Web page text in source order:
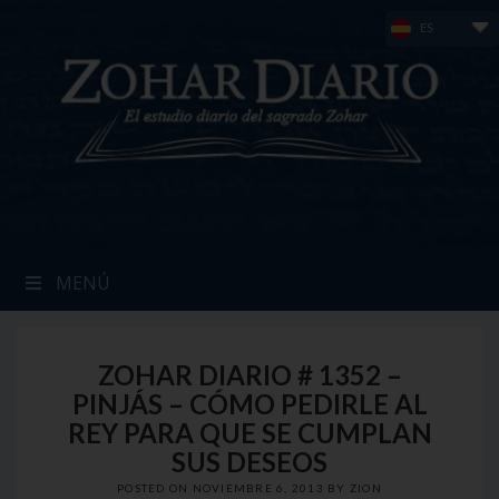
ES
MENÚ
ZOHAR DIARIO # 1352 –
PINJÁS – CÓMO PEDIRLE AL
REY PARA QUE SE CUMPLAN
SUS DESEOS
POSTED ON NOVIEMBRE 6, 2013 BY ZION